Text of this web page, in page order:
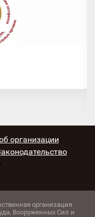
организации
организация
Вооруженных Сил и